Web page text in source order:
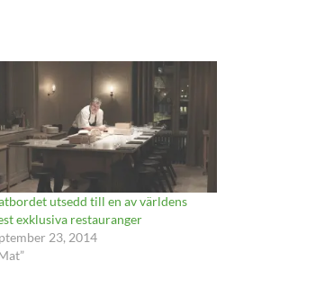
utsedd till en av världens
exklusiva restauranger
23, 2014